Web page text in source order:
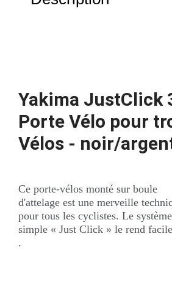
Yakima JustClick
Porte Vélo pour
Vélos - noir/
Ce porte-vélos monté sur boule
d'attelage est une merveille
pour tous les cyclistes. Le système
simple « Just Click » le rend
.